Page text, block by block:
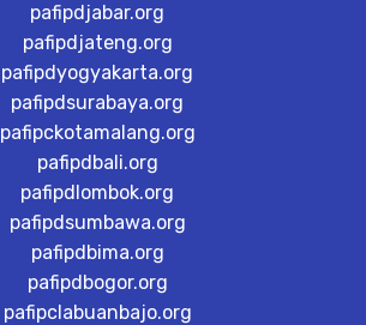
pafipdjabar.org
pafipdjateng.org
pafipdyogyakarta.org
pafipdsurabaya.org
pafipckotamalang.org
pafipdbali.org
pafipdlombok.org
pafipdsumbawa.org
pafipdbima.org
pafipdbogor.org
pafipclabuanbajo.org